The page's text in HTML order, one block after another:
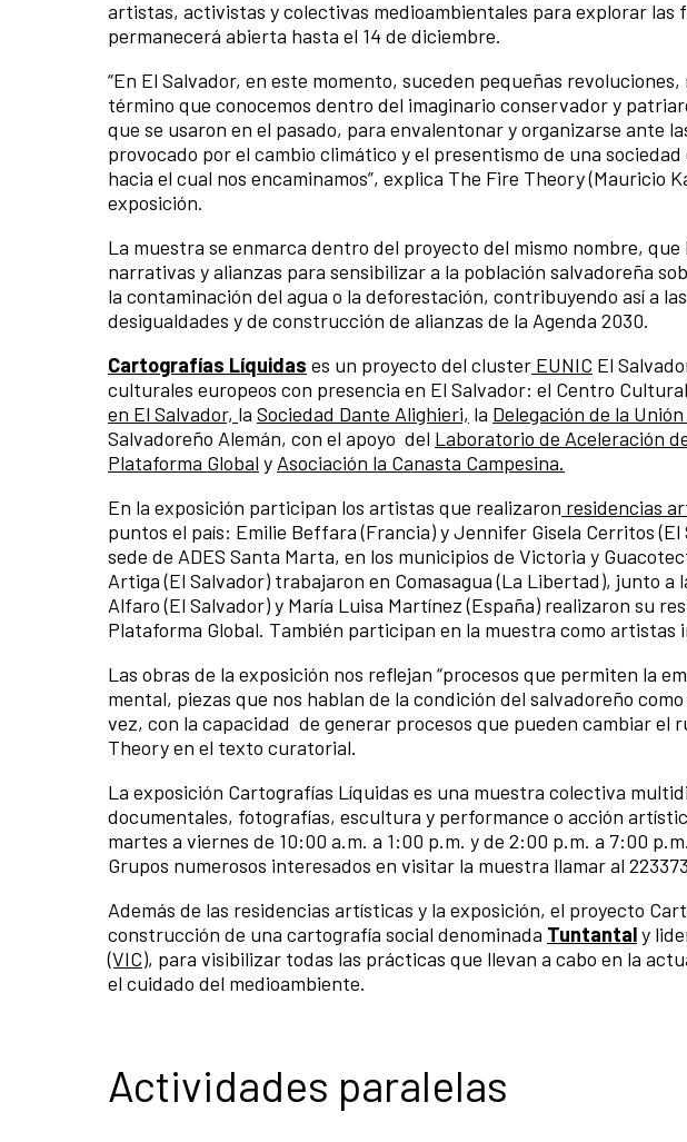
artistas, activistas y colectivas medioambientales para explorar las
permanecerá abierta hasta el 14 de diciembre.
“En El Salvador, en este momento, suceden pequeñas
término que conocemos dentro del imaginario conservador y
que se usaron en el pasado, para envalentonar y organizarse ante
provocado por el cambio climático y el presentismo de una
hacia el cual nos encaminamos”, explica The Fire Theory (Mauricio
exposición.
La muestra se enmarca dentro del proyecto del mismo nombre,
narrativas y alianzas para sensibilizar a la población salvadoreña
la contaminación del agua o la deforestación, contribuyendo así a
desigualdades y de construcción de alianzas de la Agenda 2030.
Cartografías Líquidas es un proyecto del cluster EUNIC El
culturales europeos con presencia en El Salvador: el Centro
en El Salvador, la Sociedad Dante Alighieri, la Delegación de la
Salvadoreño Alemán, con el apoyo del Laboratorio de Aceleración
Plataforma Global y Asociación la Canasta Campesina.
En la exposición participan los artistas que realizaron residencias
puntos el país: Emilie Beffara (Francia) y Jennifer Gisela Cerritos
sede de ADES Santa Marta, en los municipios de Victoria y
Artiga (El Salvador) trabajaron en Comasagua (La Libertad), junto a
Alfaro (El Salvador) y María Luisa Martínez (España) realizaron su
Plataforma Global. También participan en la muestra como artistas
Las obras de la exposición nos reflejan “procesos que permiten la
mental, piezas que nos hablan de la condición del salvadoreño
vez, con la capacidad de generar procesos que pueden cambiar el
Theory en el texto curatorial.
La exposición Cartografías Líquidas es una muestra colectiva
documentales, fotografías, escultura y performance o acción
martes a viernes de 10:00 a.m. a 1:00 p.m. y de 2:00 p.m. a 7:00
Grupos numerosos interesados en visitar la muestra llamar al
Además de las residencias artísticas y la exposición, el proyecto
construcción de una cartografía social denominada Tuntantaly
(VIC), para visibilizar todas las prácticas que llevan a cabo en la
el cuidado del medioambiente.
Actividades paralelas